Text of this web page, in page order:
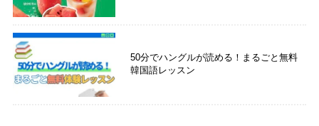
50分でハングルが読める！まるごと無料
韓国語レッスン